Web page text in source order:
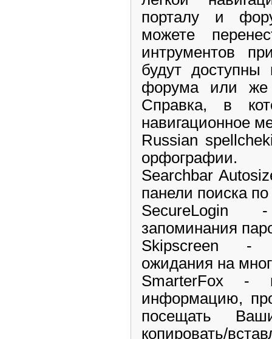
порталу и
можете
интрументов
будут
форума или же
Справка, в
навигационное
Russian
орфографии.
Searchbar
панели поиска
запоминания
Skipscreen -
ожидания на
SmarterFox -
информацию,
посещать
копировать/